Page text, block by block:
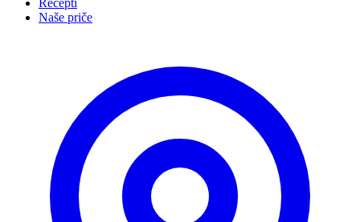
Recepti
Naše priče